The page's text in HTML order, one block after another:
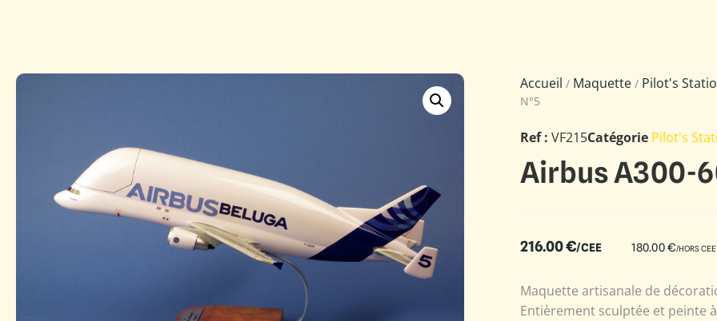
Accueil / Maquette / Pilot's
N°5
Ref : VF215Catégorie Pilot's
Airbus A300-
216.00€/CEE 180.00€/HORS CEE
Maquette artisanale de
Entièrement sculptée et peinte